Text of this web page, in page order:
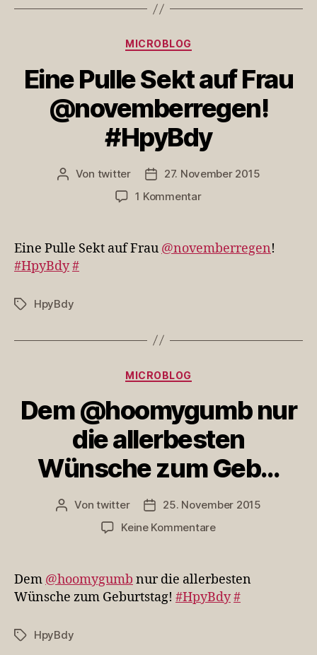
Kategorien
MICROBLOG
Eine Pulle Sekt auf Frau
@novemberregen!
#HpyBdy
Beitragsautor
Von twitter Veröffentlichungsdatum
27. November 2015
1 Kommentarzu
Sekt
auf
Eine Pulle Sekt auf Frau @novemberregen!
#HpyBdy#
Schlagwörter
HpyBdy
Kategorien
MICROBLOG
Dem @hoomygumb nur
die allerbesten
Wünsche zum Geb…
Beitragsautor
Vontwitter Veröffentlichungsdatum
25. November 2015
Keine Kommentarezu
nur
die
allerbesten
Dem @hoomygumb nur die allerbesten
Wünsche zum Geburtstag! #HpyBdy#
Schlagwörter
HpyBdy